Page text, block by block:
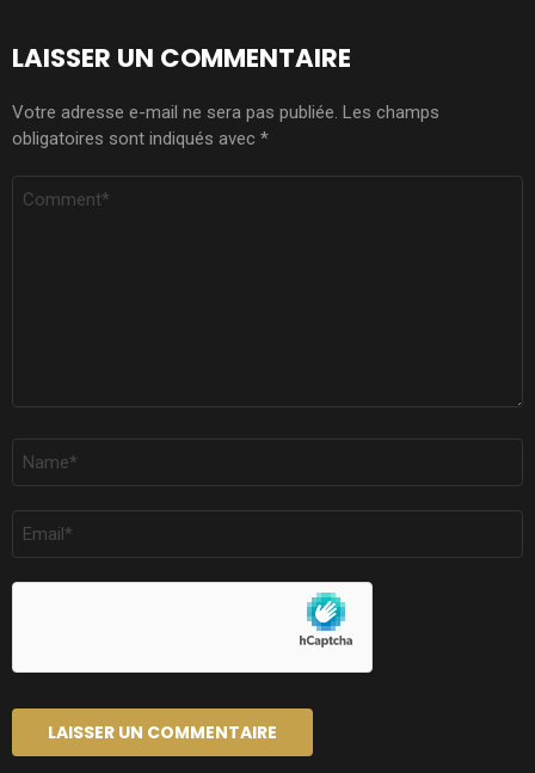
LAISSER UN COMMENTAIRE
Votre adresse e-mail ne sera pas publiée. Les champs
obligatoires sont indiqués avec *
COMMENTAIRE
NOM
E-
MAIL